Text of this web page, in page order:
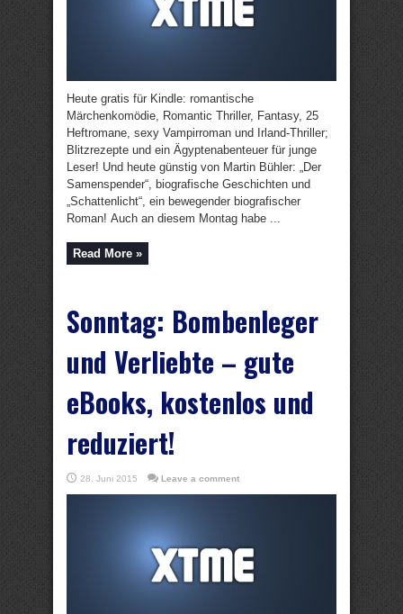
Heute gratis für Kindle: romantische
Märchenkomödie, Romantic Thriller, Fantasy, 25
Heftromane, sexy Vampirroman und Irland-Thriller;
Blitzrezepte und ein Ägyptenabenteuer für junge
Leser! Und heute günstig von Martin Bühler: „Der
Samenspender“, biografische Geschichten und
„Schattenlicht“, ein bewegender biografischer
Roman! Auch an diesem Montag habe ...
Read More »
Sonntag: Bombenleger
und Verliebte – gute
eBooks, kostenlos und
reduziert!
28. Juni 2015 Leave a comment